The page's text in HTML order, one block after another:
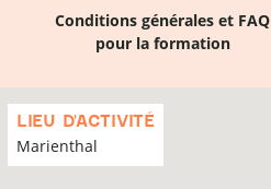
Conditions générales et FAQ
pour la formation
LIEU D'ACTIVITÉ
Marienthal
Passer
carte